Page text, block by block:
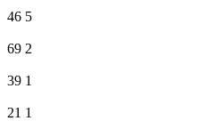
46 5
69 2
39 1
21 1